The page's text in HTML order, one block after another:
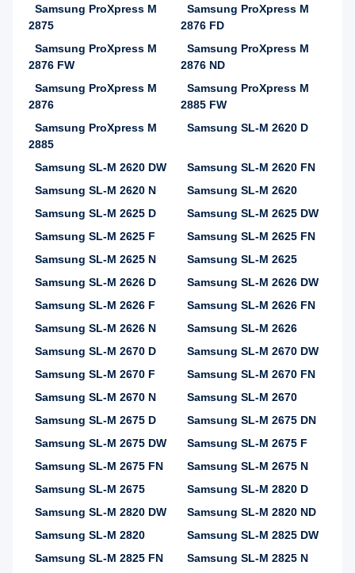
Samsung ProXpress M
2875
Samsung ProXpress M
2876 FD
Samsung ProXpress M
2876 FW
Samsung ProXpress M
2876 ND
Samsung ProXpress M
2876
Samsung ProXpress M
2885 FW
Samsung ProXpress M
2885
Samsung SL-M 2620 D
Samsung SL-M 2620 DW
Samsung SL-M 2620 FN
Samsung SL-M 2620 N
Samsung SL-M 2620
Samsung SL-M 2625 D
Samsung SL-M 2625 DW
Samsung SL-M 2625 F
Samsung SL-M 2625 FN
Samsung SL-M 2625 N
Samsung SL-M 2625
Samsung SL-M 2626 D
Samsung SL-M 2626 DW
Samsung SL-M 2626 F
Samsung SL-M 2626 FN
Samsung SL-M 2626 N
Samsung SL-M 2626
Samsung SL-M 2670 D
Samsung SL-M 2670 DW
Samsung SL-M 2670 F
Samsung SL-M 2670 FN
Samsung SL-M 2670 N
Samsung SL-M 2670
Samsung SL-M 2675 D
Samsung SL-M 2675 DN
Samsung SL-M 2675 DW
Samsung SL-M 2675 F
Samsung SL-M 2675 FN
Samsung SL-M 2675 N
Samsung SL-M 2675
Samsung SL-M 2820 D
Samsung SL-M 2820 DW
Samsung SL-M 2820 ND
Samsung SL-M 2820
Samsung SL-M 2825 DW
Samsung SL-M 2825 FN
Samsung SL-M 2825 N